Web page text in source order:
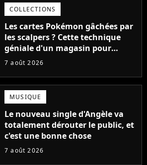
COLLECTIONS
Les cartes Pokémon gâchées par
les scalpers ? Cette technique
géniale d'un magasin pour
ruiner les revendeurs
7 août 2026
MUSIQUE
Le nouveau single d'Angèle va
totalement dérouter le public, et
c'est une bonne chose
7 août 2026